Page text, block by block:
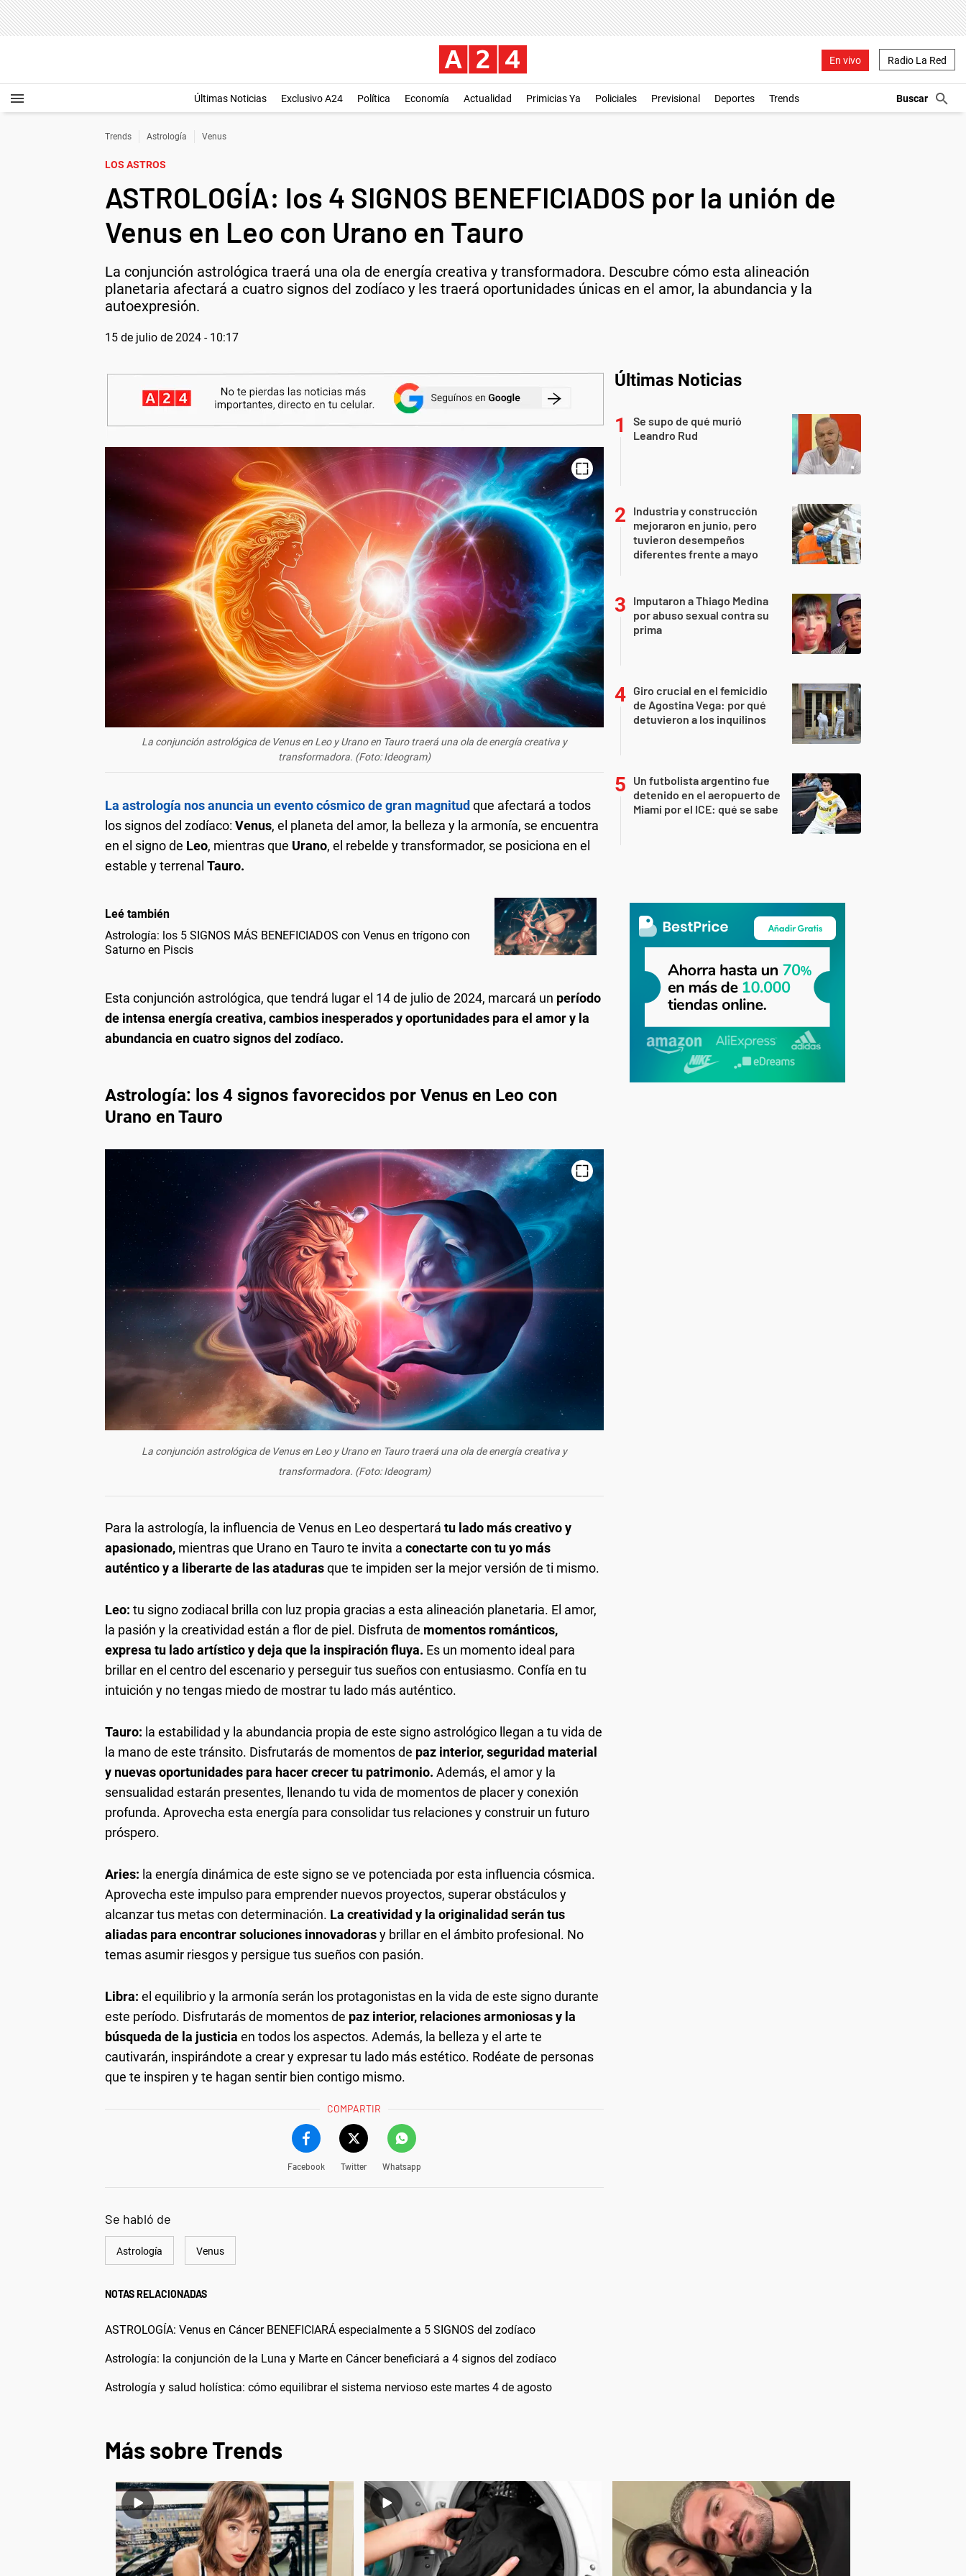
En vivo Radio La Red
Últimas Noticias Exclusivo A24 Política Economía Actualidad Primicias Ya Policiales Previsional Deportes Trends
Trends Astrología Venus
LOS ASTROS
ASTROLOGÍA: los 4 SIGNOS BENEFICIADOS por la unión de
Venus en Leo con Urano en Tauro
La conjunción astrológica traerá una ola de energía creativa y transformadora. Descubre cómo esta alineación
planetaria afectará a cuatro signos del zodíaco y les traerá oportunidades únicas en el amor, la abundancia y la
autoexpresión.
15 de julio de 2024 - 10:17
La conjunción astrológica de Venus en Leo y Urano en Tauro traerá una ola de energía creativa y
transformadora. (Foto: Ideogram)
La astrología nos anuncia un evento cósmico de gran magnitud que afectará a todos
los signos del zodíaco: Venus, el planeta del amor, la belleza y la armonía, se encuentra
en el signo de Leo, mientras que Urano, el rebelde y transformador, se posiciona en el
estable y terrenal Tauro.
Leé también
Astrología: los 5 SIGNOS MÁS BENEFICIADOS con Venus en trígono con
Saturno en Piscis
Esta conjunción astrológica, que tendrá lugar el 14 de julio de 2024, marcará un período
de intensa energía creativa, cambios inesperados y oportunidades para el amor y la
abundancia en cuatro signos del zodíaco.
Astrología: los 4 signos favorecidos por Venus en Leo con
Urano en Tauro
La conjunción astrológica de Venus en Leo y Urano en Tauro traerá una ola de energía creativa y
transformadora. (Foto: Ideogram)
Para la astrología, la influencia de Venus en Leo despertará tu lado más creativo y
apasionado, mientras que Urano en Tauro te invita a conectarte con tu yo más
auténtico y a liberarte de las atadurasque te impiden ser la mejor versión de ti mismo.
Leo: tu signo zodiacal brilla con luz propia gracias a esta alineación planetaria. El amor,
la pasión y la creatividad están a flor de piel. Disfruta de momentos románticos,
expresa tu lado artístico y deja que la inspiración fluya. Es un momento ideal para
brillar en el centro del escenario y perseguir tus sueños con entusiasmo. Confía en tu
intuición y no tengas miedo de mostrar tu lado más auténtico.
Tauro: la estabilidad y la abundancia propia de este signo astrológico llegan a tu vida de
la mano de este tránsito. Disfrutarás de momentos de paz interior, seguridad material
y nuevas oportunidades para hacer crecer tu patrimonio. Además, el amor y la
sensualidad estarán presentes, llenando tu vida de momentos de placer y conexión
profunda. Aprovecha esta energía para consolidar tus relaciones y construir un futuro
próspero.
Aries: la energía dinámica de este signo se ve potenciada por esta influencia cósmica.
Aprovecha este impulso para emprender nuevos proyectos, superar obstáculos y
alcanzar tus metas con determinación. La creatividad y la originalidad serán tus
aliadas para encontrar soluciones innovadorasy brillar en el ámbito profesional. No
temas asumir riesgos y persigue tus sueños con pasión.
Libra: el equilibrio y la armonía serán los protagonistas en la vida de este signo durante
este período. Disfrutarás de momentos de paz interior, relaciones armoniosas y la
búsqueda de la justicia en todos los aspectos. Además, la belleza y el arte te
cautivarán, inspirándote a crear y expresar tu lado más estético. Rodéate de personas
que te inspiren y te hagan sentir bien contigo mismo.
COMPARTIR
Facebook Twitter Whatsapp
Se habló de
Astrología Venus
NOTAS RELACIONADAS
ASTROLOGÍA: Venus en Cáncer BENEFICIARÁ especialmente a 5 SIGNOS del zodíaco
Astrología: la conjunción de la Luna y Marte en Cáncer beneficiará a 4 signos del zodíaco
Astrología y salud holística: cómo equilibrar el sistema nervioso este martes 4 de agosto
Últimas Noticias
Se supo de qué murió
Leandro Rud
Industria y construcción
mejoraron en junio, pero
tuvieron desempeños
diferentes frente a mayo
Imputaron a Thiago Medina
por abuso sexual contra su
prima
Giro crucial en el femicidio
de Agostina Vega: por qué
detuvieron a los inquilinos
Un futbolista argentino fue
detenido en el aeropuerto de
Miami por el ICE: qué se sabe
Más sobre Trends